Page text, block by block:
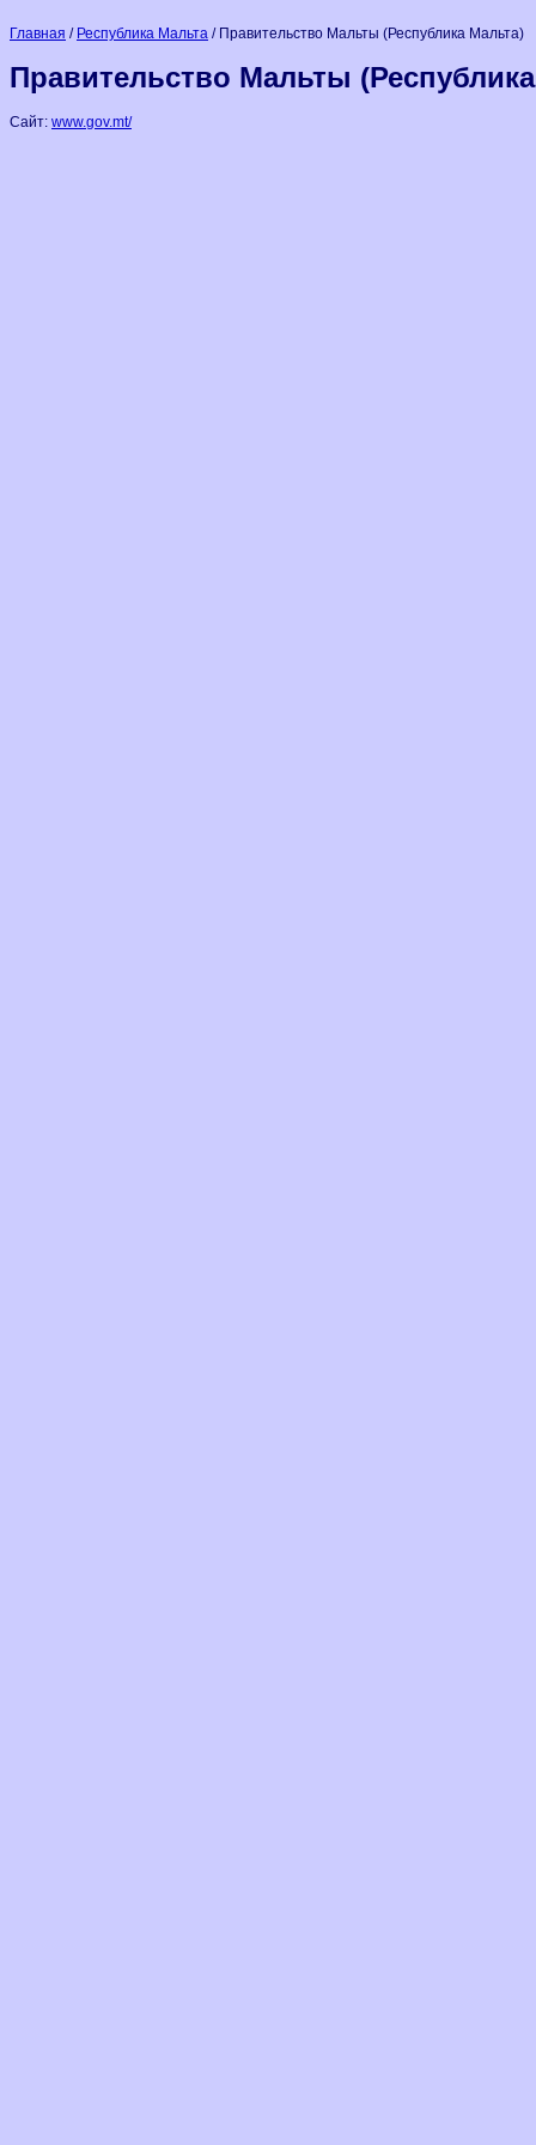
Главная / Республика Мальта / Правительство Мальты (Республика Мальта)
Правительство Мальты
Сайт: www.gov.mt/